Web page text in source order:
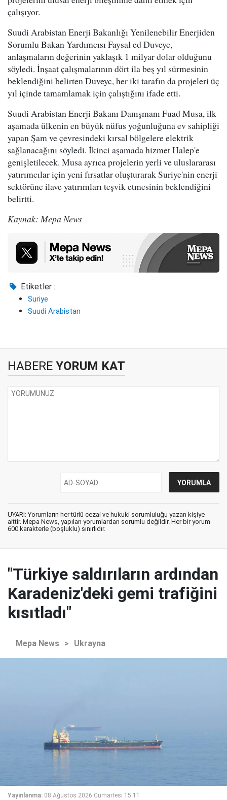
çalışıyor.
Suudi Arabistan Enerji Bakanlığı Yenilenebilir Enerjiden
Sorumlu Bakan Yardımcısı Faysal ed Duveyc,
anlaşmaların değerinin yaklaşık 1 milyar dolar olduğunu
söyledi. İnşaat çalışmalarının dört ila beş yıl sürmesinin
beklendiğini belirten Duveyc, her iki tarafın da projeleri üç
yıl içinde tamamlamak için çalıştığını ifade etti.
Suudi Arabistan Enerji Bakanı Danışmanı Fuad Musa, ilk
aşamada ülkenin en büyük nüfus yoğunluğuna ev sahipliği
yapan Şam ve çevresindeki kırsal bölgelere elektrik
sağlanacağını söyledi. İkinci aşamada hizmet Halep'e
genişletilecek. Musa ayrıca projelerin yerli ve uluslararası
yatırımcılar için yeni fırsatlar oluşturarak Suriye'nin enerji
sektörüne ilave yatırımları teşvik etmesinin beklendiğini
belirtti.
Kaynak: Mepa News
Etiketler :
Suriye
Suudi Arabistan
HABERE YORUM KAT
UYARI: Yorumların her türlü cezai ve hukuki sorumluluğu yazan kişiye
aittir. Mepa News, yapılan yorumlardan sorumlu değildir. Her bir yorum
600 karakterle (boşluklu) sınırlıdır.
"Türkiye saldırıların ardından
Karadeniz'deki gemi trafiğini
kısıtladı"
Mepa News > Ukrayna
Yayınlanma: 08 Ağustos 2026 Cumartesi 15:11